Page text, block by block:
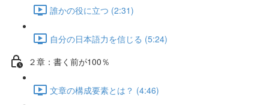
誰かの役に立つ (2:31)
自分の日本語力を信じる (5:24)
２章：書く前が100％
文章の構成要素とは？ (4:46)